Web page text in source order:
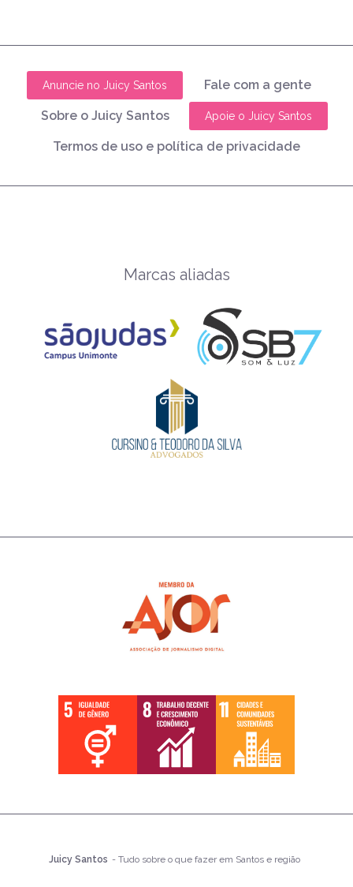
Anuncie no Juicy Santos Fale com a gente
Sobre o Juicy Santos Apoie o Juicy Santos
Termos de uso e política de privacidade
Marcas aliadas
Juicy Santos - Tudo sobre o que fazer em Santos e região